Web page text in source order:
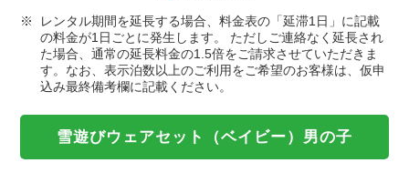
レンタル期間を延長する場合、料金表の「延滞1日」に記載
の料金が1日ごとに発生します。 ただしご連絡なく延長され
た場合、通常の延長料金の1.5倍をご請求させていただきま
す。なお、表示泊数以上のご利用をご希望のお客様は、仮申
込み最終備考欄に記載ください。
雪遊びウェアセット（ベイビー）男の子